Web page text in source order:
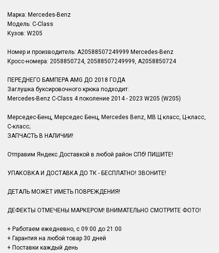
Марка: Mercedes-Benz
Модель: C-Class
Кузов: W205
Номер и производитель: A20588507249999 Mercedes-Benz
Кросс-номера: 2058850724, 20588507249999, A2058850724
ПЕРЕДНЕГО БАМПЕРА AMG ДО 2018 ГОДА
Заглушка буксировочного крюка подходит:
Mercedes-Benz C-Class 4 поколение 2014 - 2023 W205 (W205)
Мерседес-Бенц, Мерседес Бенц, Mercedes Benz, MB Ц класс, Ц-класс,
C-класс;
ЗАПЧАСТЬ В НАЛИЧИИ!
Отправим Яндекс.Доставкой в любой район СПб! ПИШИТЕ!
УПАКОВКА И ДОСТАВКА ДО ТК - БЕСПЛАТНО! ЗВОНИТЕ!
ДЕТАЛЬ МОЖЕТ ИМЕТЬ ПОВРЕЖДЕНИЯ!
ДЕФЕКТЫ ОТМЕЧЕНЫ МАРКЕРОМ! ВНИМАТЕЛЬНО СМОТРИТЕ ФОТО!
+ Работаем ежедневно, с 09:00 до 21:00
+ Гарантия на любой товар 30 дней
+ Поставки каждый день